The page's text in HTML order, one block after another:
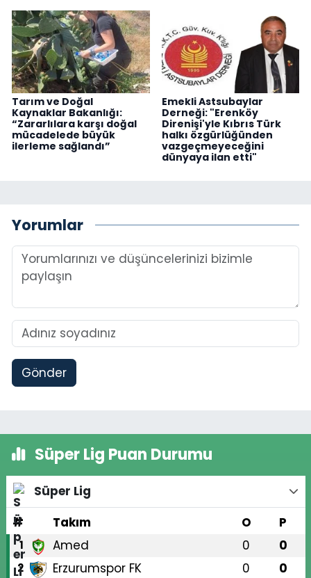
Tarım ve Doğal
Kaynaklar Bakanlığı:
“Zararlılara karşı doğal
mücadelede büyük
ilerleme sağlandı”
Emekli Astsubaylar
Derneği: "Erenköy
Direnişi'yle Kıbrıs Türk
halkı özgürlüğünden
vazgeçmeyeceğini
dünyaya ilan etti"
Yorumlar
Gönder
Süper Lig Puan Durumu
Süper Lig
#
Takım O P
1 Amed 0 0
2 Erzurumspor FK 0 0